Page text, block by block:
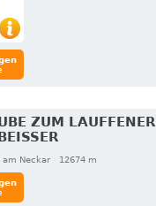
ZUM LAUFFENER
am Neckar
12674 m